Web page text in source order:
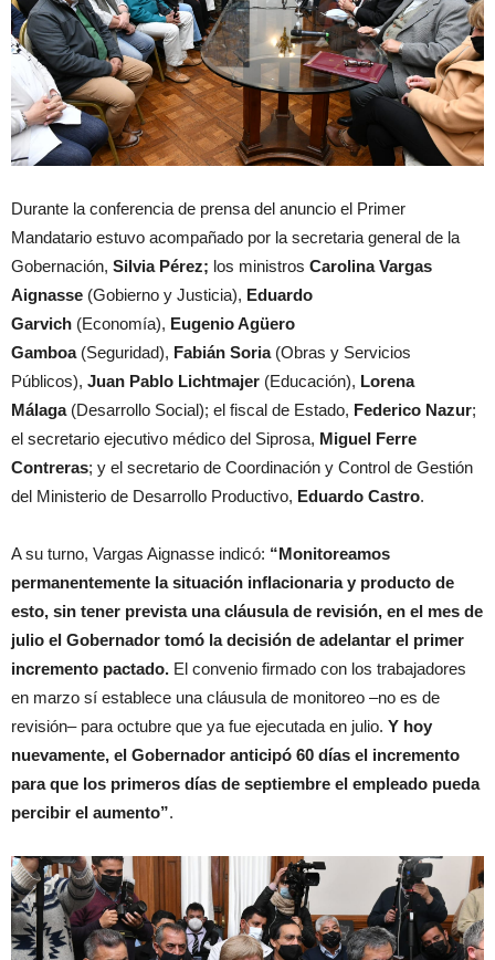
Durante la conferencia de prensa del anuncio el Primer
Mandatario estuvo acompañado por la secretaria general de la
Gobernación, Silvia Pérez; los ministros Carolina Vargas
Aignasse (Gobierno y Justicia), Eduardo
Garvich (Economía), Eugenio Agüero
Gamboa(Seguridad), Fabián Soria(Obras y Servicios
Públicos), Juan Pablo Lichtmajer (Educación), Lorena
Málaga(Desarrollo Social); el fiscal de Estado, Federico Nazur;
el secretario ejecutivo médico del Siprosa, Miguel Ferre
Contreras; y el secretario de Coordinación y Control de Gestión
del Ministerio de Desarrollo Productivo, Eduardo Castro.
A su turno, Vargas Aignasse indicó: “Monitoreamos
permanentemente la situación inflacionaria y producto de
esto, sin tener prevista una cláusula de revisión, en el mes de
julio el Gobernador tomó la decisión de adelantar el primer
incremento pactado. El convenio firmado con los trabajadores
en marzo sí establece una cláusula de monitoreo –no es de
revisión– para octubre que ya fue ejecutada en julio. Y hoy
nuevamente, el Gobernador anticipó 60 días el incremento
para que los primeros días de septiembre el empleado pueda
percibir el aumento”.